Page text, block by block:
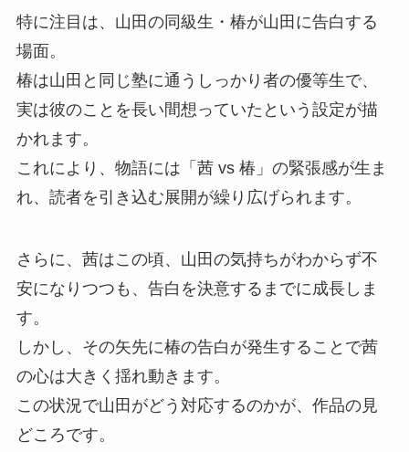
特に注目は、山田の同級生・椿が山田に告白する
場面。
椿は山田と同じ塾に通うしっかり者の優等生で、
実は彼のことを長い間想っていたという設定が描
かれます。
これにより、物語には「茜 vs 椿」の緊張感が生ま
れ、読者を引き込む展開が繰り広げられます。
さらに、茜はこの頃、山田の気持ちがわからず不
安になりつつも、告白を決意するまでに成長しま
す。
しかし、その矢先に椿の告白が発生することで茜
の心は大きく揺れ動きます。
この状況で山田がどう対応するのかが、作品の見
どころです。